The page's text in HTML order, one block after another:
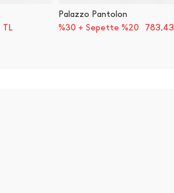
TL
Palazzo Pantolon
%30 + Sepette %20
783,43